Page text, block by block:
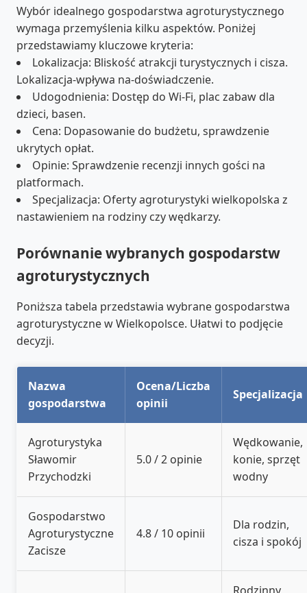
Wybór idealnego gospodarstwa agroturystycznego
wymaga przemyślenia kilku aspektów. Poniżej
przedstawiamy kluczowe kryteria:
Lokalizacja: Bliskość atrakcji turystycznych i cisza.
Lokalizacja-wpływa na-doświadczenie.
Udogodnienia: Dostęp do Wi-Fi, plac zabaw dla
dzieci, basen.
Cena: Dopasowanie do budżetu, sprawdzenie
ukrytych opłat.
Opinie: Sprawdzenie recenzji innych gości na
platformach.
Specjalizacja: Oferty agroturystyki wielkopolska z
nastawieniem na rodziny czy wędkarzy.
Porównanie wybranych gospodarstw
agroturystycznych
Poniższa tabela przedstawia wybrane gospodarstwa
agroturystyczne w Wielkopolsce. Ułatwi to podjęcie
decyzji.
Nazwa
gospodarstwa
Ocena/Liczba
opinii
Specjalizacja
Agroturystyka
Sławomir
Przychodzki
5.0 / 2 opinie
Wędkowanie,
konie, sprzęt
wodny
Gospodarstwo
Agroturystyczne
Zacisze
4.8 / 10 opinii
Dla rodzin,
cisza i spokój